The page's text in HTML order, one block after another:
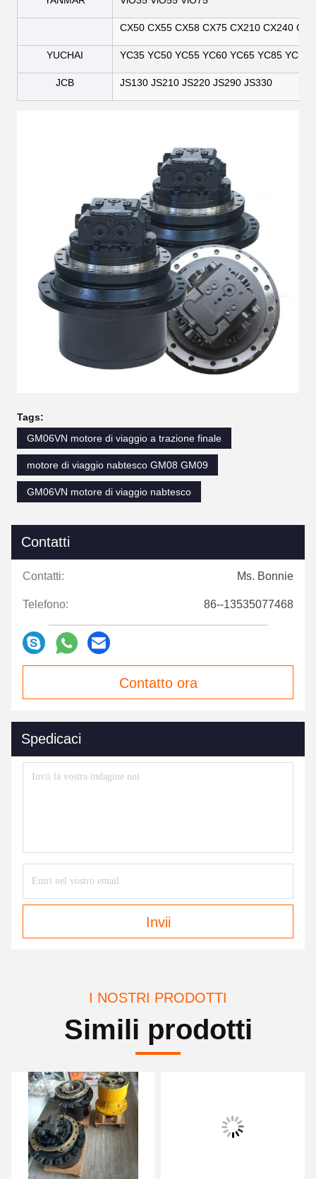
CX50 CX55 CX58 CX75 CX210 CX240
YUCHAI YC35 YC50 YC55 YC60 YC65 YC85
JCB JS130 JS210 JS220 JS290 JS330
Tags:
GM06VN motore di viaggio a trazione finale
motore di viaggio nabtesco GM08 GM09
GM06VN motore di viaggio nabtesco
Contatti
Contatti: Ms. Bonnie
Telefono: 86--13535077468
Contatto ora
Spedicaci
Invii
I NOSTRI PRODOTTI
Simili prodotti